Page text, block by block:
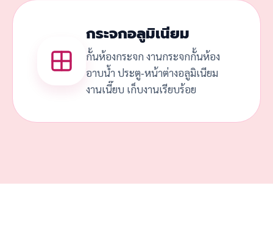
กระจกอลูมิเนียม
กั้นห้องกระจก งานกระจกกั้นห้อง
อาบน้ำ ประตู-หน้าต่างอลูมิเนียม
งานเนี๊ยบ เก็บงานเรียบร้อย